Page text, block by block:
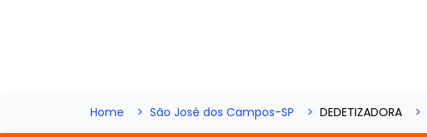
Home São José dos Campos-SP DEDETIZADORA